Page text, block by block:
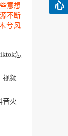
意想
不断
兮风
都明
怎
视频
音火
心